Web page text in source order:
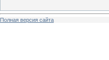
Полная версия сайта